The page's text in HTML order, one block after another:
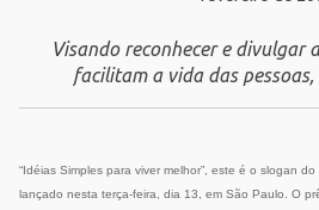
Visando reconhecer e divulgar
facilitam a vida das
“Idéias Simples para viver melhor”, este é o slogan
lançado nesta terça-feira, dia 13, em São Paulo. O